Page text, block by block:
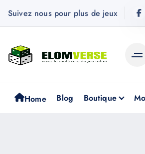
Suivez nous pour plus de jeux
Home Blog Boutique